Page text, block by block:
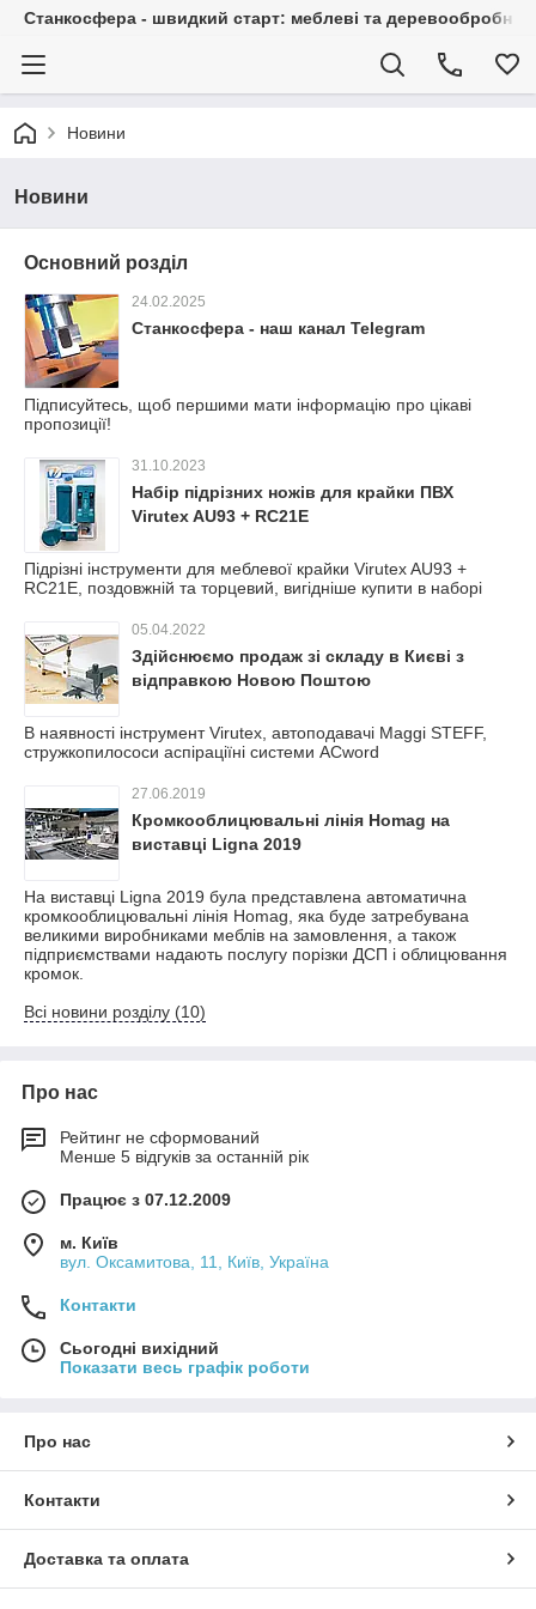
Станкосфера - швидкий старт: меблеві та деревообробні
Новини
Новини
Основний розділ
24.02.2025
Станкосфера - наш канал Telegram
Підписуйтесь, щоб першими мати інформацію про цікаві
пропозиції!
31.10.2023
Набір підрізних ножів для крайки ПВХ
Virutex AU93 + RC21E
Підрізні інструменти для меблевої крайки Virutex AU93 +
RC21E, поздовжній та торцевий, вигідніше купити в наборі
05.04.2022
Здійснюємо продаж зі складу в Києві з
відправкою Новою Поштою
В наявності інструмент Virutex, автоподавачі Maggi STEFF,
стружкопилососи аспіраціїні системи ACword
27.06.2019
Кромкооблицювальні лінія Homag на
виставці Ligna 2019
На виставці Ligna 2019 була представлена автоматична
кромкооблицювальні лінія Homag, яка буде затребувана
великими виробниками меблів на замовлення, а також
підприємствами надають послугу порізки ДСП і облицювання
кромок.
Всі новини розділу (10)
Про нас
Рейтинг не сформований
Менше 5 відгуків за останній рік
Працює з 07.12.2009
м. Київ
вул. Оксамитова, 11, Київ, Україна
Контакти
Сьогодні вихідний
Показати весь графік роботи
Про нас
Контакти
Доставка та оплата